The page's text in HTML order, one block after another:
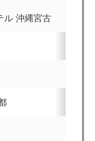
ル 沖縄宮古